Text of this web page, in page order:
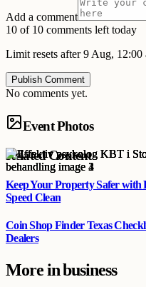
Add a comment
10 of 10 comments left today
Limit resets after 9 Aug, 12:00
Publish Comment
No comments yet.
Event Photos
Related Content
Keep Your Property Safer with
Speed Clean
Coin Shop Finder Texas
Dealers
More inbusiness